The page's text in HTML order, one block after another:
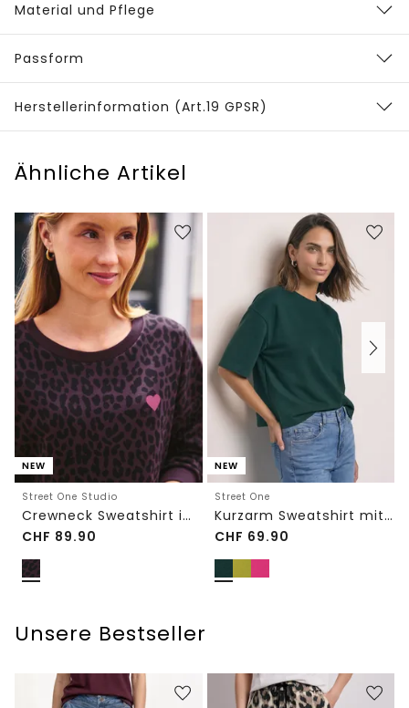
Material und Pflege
Passform
Herstellerinformation (Art.19 GPSR)
Ähnliche Artikel
NEW
Street One Studio
Crewneck Sweatshirt im Loose Fit
CHF 89.90
NEW
Street One
Kurzarm Sweatshirt mit Rundhals
CHF 69.90
Unsere Bestseller